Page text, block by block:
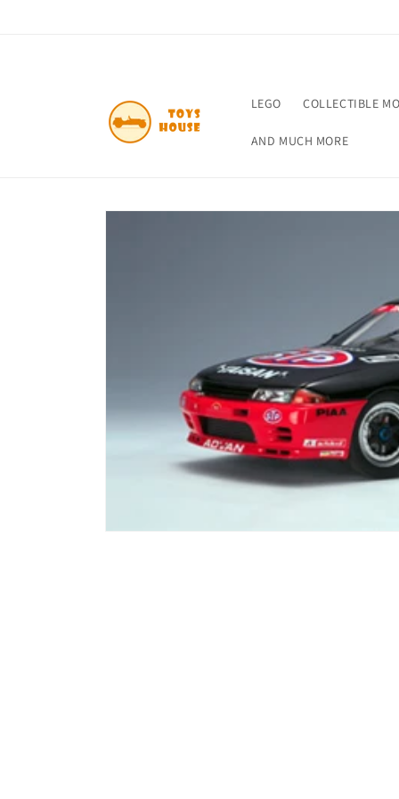
LEGO COLLECTIBLE
AND MUCH MORE
Skip to